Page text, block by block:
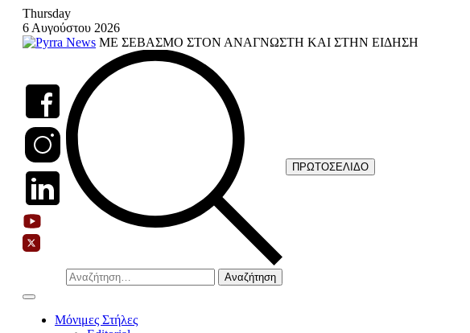
Skip
content
Thursday
6 Αυγούστου 2026
ΜΕ ΣΕΒΑΣΜΟ ΣΤΟΝ ΑΝΑΓΝΩΣΤΗ ΚΑΙ ΣΤΗΝ ΕΙΔΗΣΗ
Αναζήτηση
για:
ΠΡΩΤΟΣΕΛΙΔΟ
Μόνιμες Στήλες